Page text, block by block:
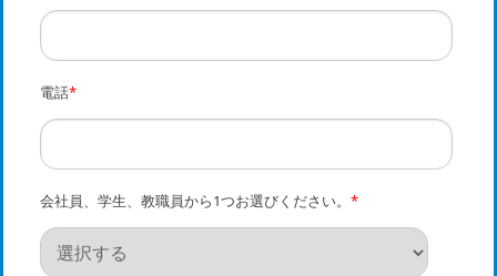
電話*
会社員、学生、教職員から1つお選びください。 *